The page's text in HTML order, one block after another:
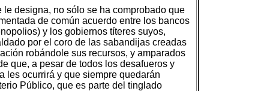
designa, no sólo se ha comprobado que
de común acuerdo entre los bancos
y los gobiernos títeres suyos,
por el coro de las sabandijas creadas
robándole sus recursos, y amparados
que, a pesar de todos los desafueros y
les ocurrirá y que siempre quedarán
Público, que es parte del tinglado